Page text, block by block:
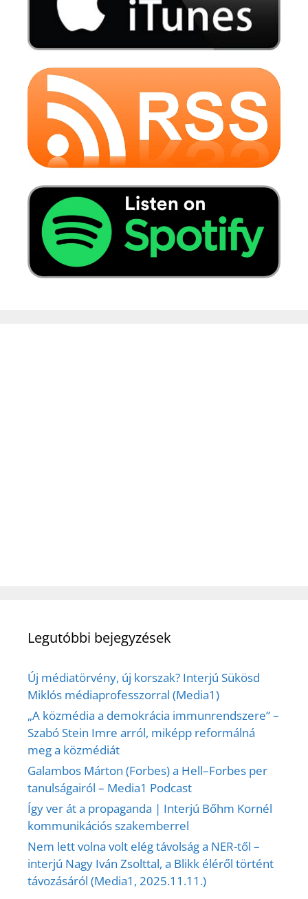
Legutóbbi bejegyzések
Új médiatörvény, új korszak? Interjú Sükösd
Miklós médiaprofesszorral (Media1)
„A közmédia a demokrácia immunrendszere” –
Szabó Stein Imre arról, miképp reformálná
meg a közmédiát
Galambos Márton (Forbes) a Hell–Forbes per
tanulságairól – Media1 Podcast
Így ver át a propaganda | Interjú Bőhm Kornél
kommunikációs szakemberrel
Nem lett volna volt elég távolság a NER-től –
interjú Nagy Iván Zsolttal, a Blikk éléről történt
távozásáról (Media1, 2025.11.11.)